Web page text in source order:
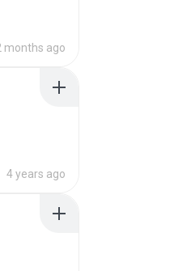
months ago
4 years ago